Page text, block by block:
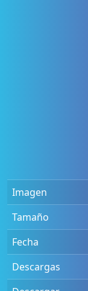
Imagen
Tamaño
Fecha
Descargas